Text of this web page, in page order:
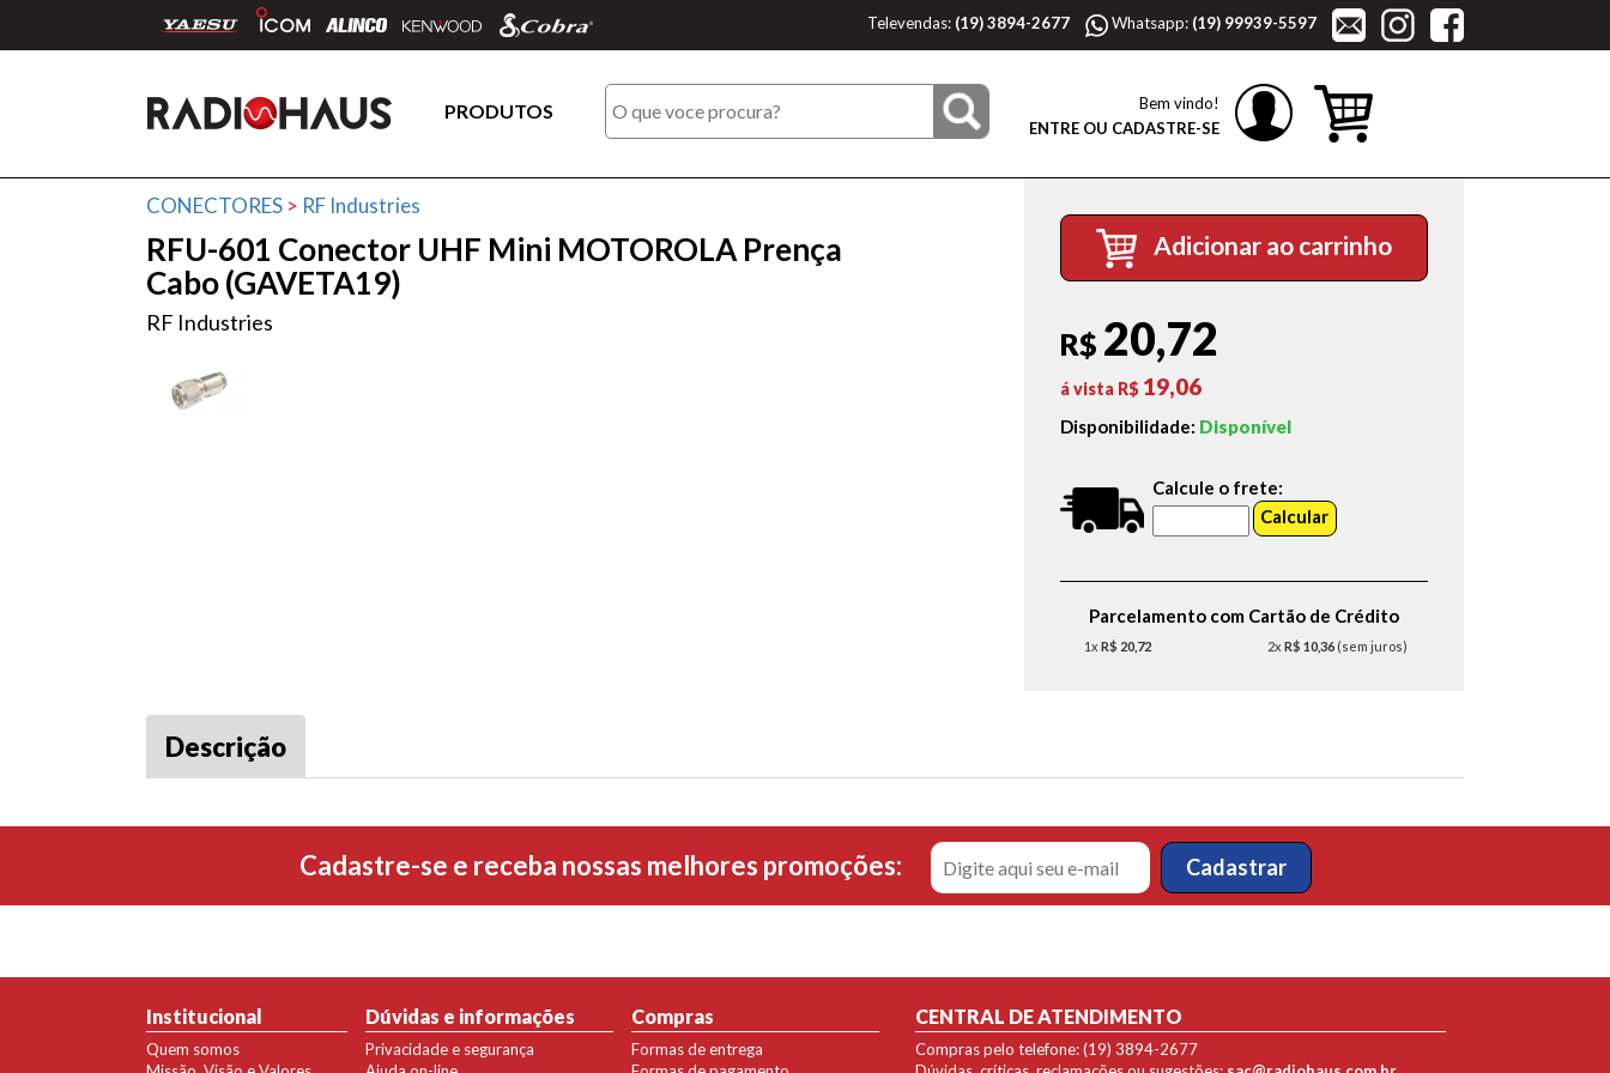
Televendas: (19) 3894-2677 Whatsapp: (19) 99939-5597
PRODUTOS
Bem vindo!
ENTRE OU CADASTRE-SE
CONECTORES > RF Industries
RFU-601 Conector UHF Mini MOTOROLA Prença
Cabo (GAVETA19)
RF Industries
Adicionar ao carrinho
R$ 20,72
á vista R$ 19,06
Disponibilidade: Disponível
Calcule o frete:
Parcelamento com Cartão de Crédito
1xR$ 20,72 2xR$ 10,36 (sem juros)
Descrição
Cadastre-se e receba nossas melhores promoções:
Institucional
Quem somos
Dúvidas e informações
Privacidade e segurança
Compras
Formas de entrega
CENTRAL DE ATENDIMENTO
Compras pelo telefone: (19) 3894-2677